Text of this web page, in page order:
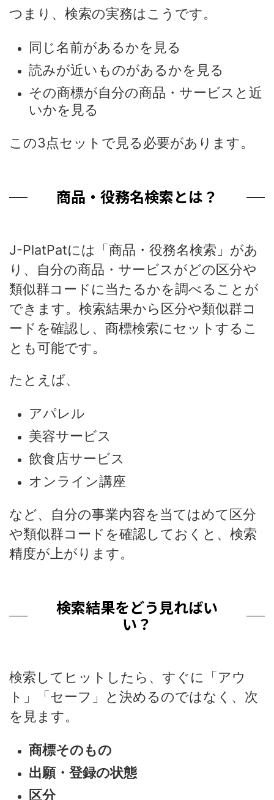
つまり、検索の実務はこうです。
同じ名前があるかを見る
読みが近いものがあるかを見る
その商標が自分の商品・サービスと近
いかを見る
この3点セットで見る必要があります。
商品・役務名検索とは？
J-PlatPatには「商品・役務名検索」があ
り、自分の商品・サービスがどの区分や
類似群コードに当たるかを調べることが
できます。検索結果から区分や類似群コ
ードを確認し、商標検索にセットするこ
とも可能です。
たとえば、
アパレル
美容サービス
飲食店サービス
オンライン講座
など、自分の事業内容を当てはめて区分
や類似群コードを確認しておくと、検索
精度が上がります。
検索結果をどう見ればい
い？
検索してヒットしたら、すぐに「アウ
ト」「セーフ」と決めるのではなく、次
を見ます。
商標そのもの
出願・登録の状態
区分